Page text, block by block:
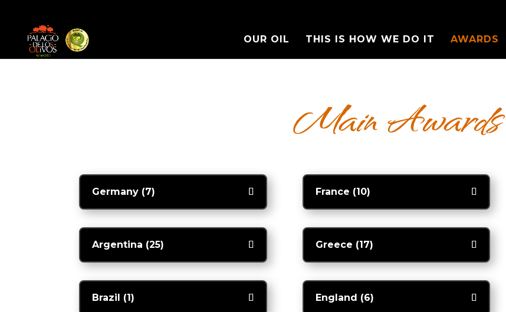
OUR OIL THIS IS HOW WE DO IT AWARDS
Main Awards
Germany (7)
Argentina (25)
Brazil (1)
France (10)
Greece (17)
England (6)